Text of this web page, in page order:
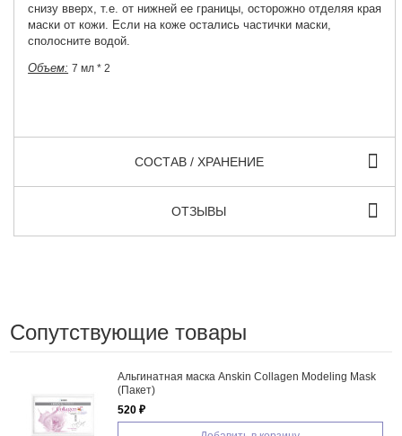
снизу вверх, т.е. от нижней ее границы, осторожно отделяя края
маски от кожи. Если на коже остались частички маски,
сполосните водой.
Объем: 7 мл * 2
СОСТАВ / ХРАНЕНИЕ
ОТЗЫВЫ
Сопутствующие товары
Альгинатная маска Anskin Collagen Modeling Mask
(Пакет)
520 ₽